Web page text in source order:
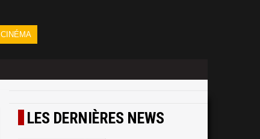
CINÉMA
LES DERNIÈRES NEWS